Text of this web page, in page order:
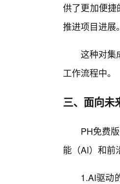
供了更加便
推进项目进展。
这种对集
工作流程中。
三、面向未
PH免费
能（AI）和前
1.AI驱动